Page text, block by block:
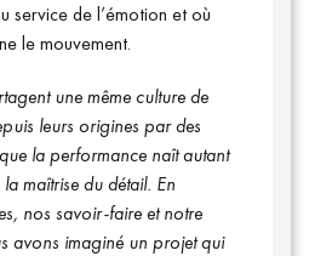
service de l’émotion et où
le mouvement.
une même culture de
leurs origines par des
la performance naît autant
maîtrise du détail. En
nos savoir-faire et notre
avons imaginé un projet qui